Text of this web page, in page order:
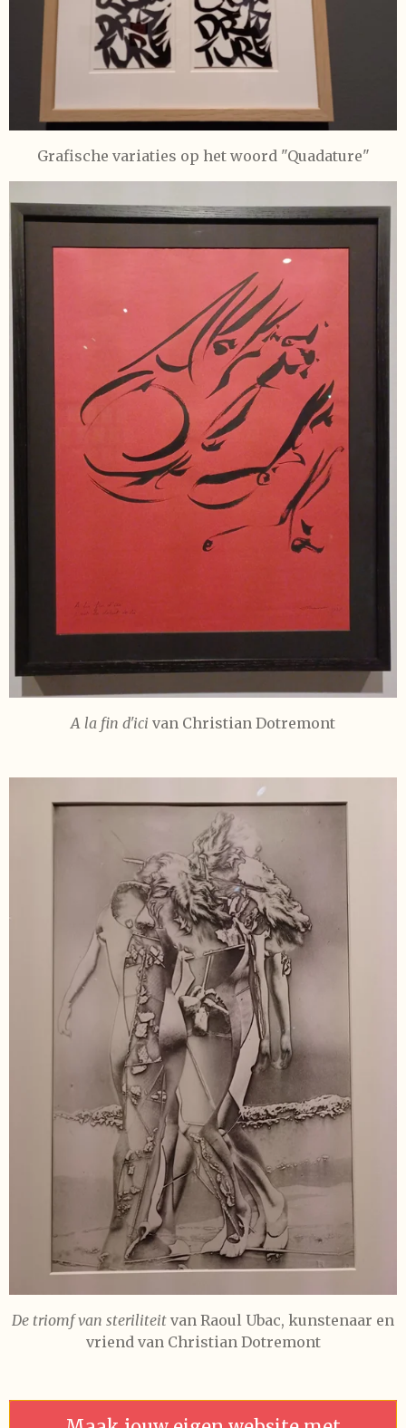
Grafische variaties op het woord "Quadature"
A la fin d'ici van Christian Dotremont
De triomf van steriliteit van Raoul Ubac, kunstenaar en
vriend van Christian Dotremont